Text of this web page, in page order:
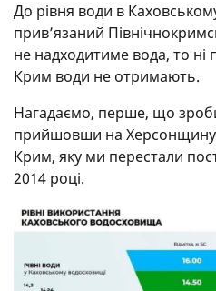
До рівня води в
прив’язаний
не надходитиме вода, то ні
Крим води не отримають.
Нагадаємо, перше, що
прийшовши на Херсонщину,
Крим, яку ми перестали
2014 році.